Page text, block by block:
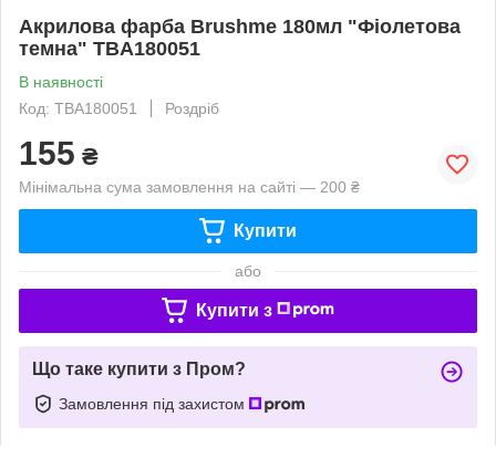
Акрилова фарба Brushme 180мл "Фіолетова
темна" TBA180051
В наявності
Код: TBA180051
Роздріб
155 ₴
Мінімальна сума замовлення на сайті — 200 ₴
Купити
або
Купити з
Що таке купити з Пром?
Замовлення під захистом